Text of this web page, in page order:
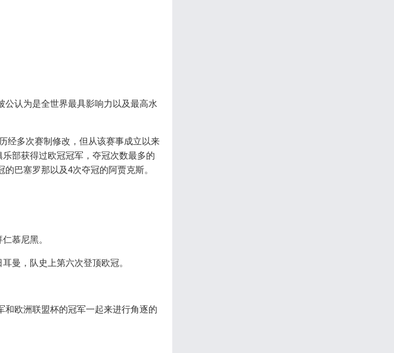
认为是全世界最具影响力以及最高水
经多次赛制修改，但从该赛事成立以来
部获得过欧冠冠军，夺冠次数最多的
巴塞罗那以及4次夺冠的阿贾克斯。
慕尼黑。
曼，队史上第六次登顶欧冠。
欧洲联盟杯的冠军一起来进行角逐的